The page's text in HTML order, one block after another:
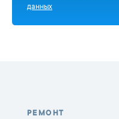
данных
РЕМОНТ